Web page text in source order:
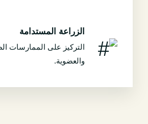
الزراعة المستدامة
التركيز على الممارسات
والعضوية.